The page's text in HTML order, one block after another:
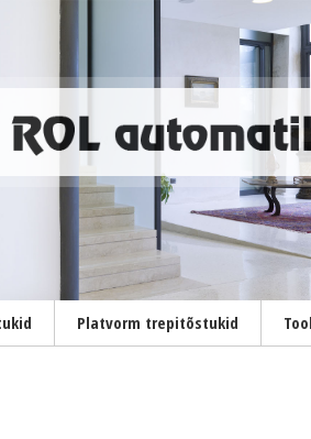
Platvorm trepitõstukid